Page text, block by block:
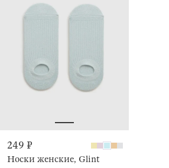
249 ₽
Носки женские, Glint